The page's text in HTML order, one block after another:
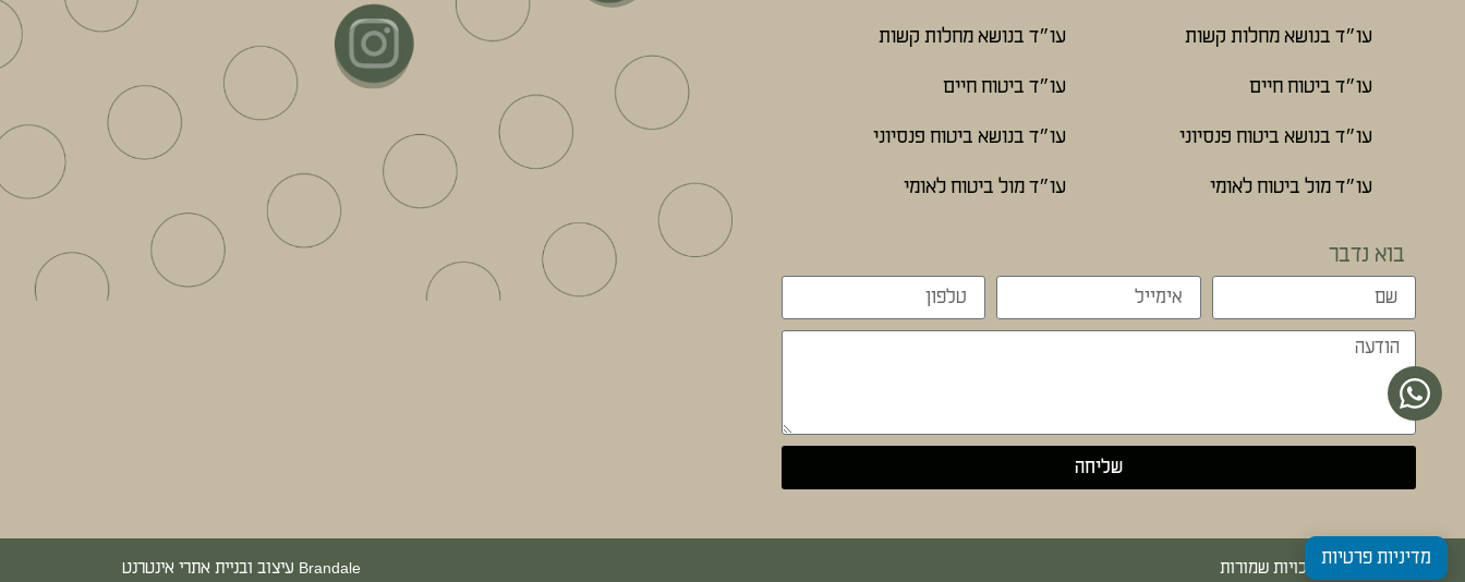
עו״ד בנושא מחלות קשות
עו״ד ביטוח חיים
עו״ד בנושא ביטוח פנסיוני
עו״ד מול ביטוח לאומי
עו״ד בנושא מחלות קשות
עו״ד ביטוח חיים
עו״ד בנושא ביטוח פנסיוני
עו״ד מול ביטוח לאומי
בוא נדבר
שליחה
כל הזכויות שמורות Brandale עיצוב ובניית אתרי אינטרנט מדיניות פרטיות